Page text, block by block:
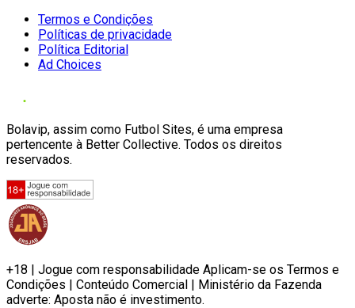
Termos e Condições
Políticas de privacidade
Política Editorial
Ad Choices
Bolavip, assim como Futbol Sites, é uma empresa
pertencente à Better Collective. Todos os direitos
reservados.
+18 | Jogue com responsabilidade Aplicam-se os Termos e
Condições | Conteúdo Comercial | Ministério da Fazenda
adverte: Aposta não é investimento.